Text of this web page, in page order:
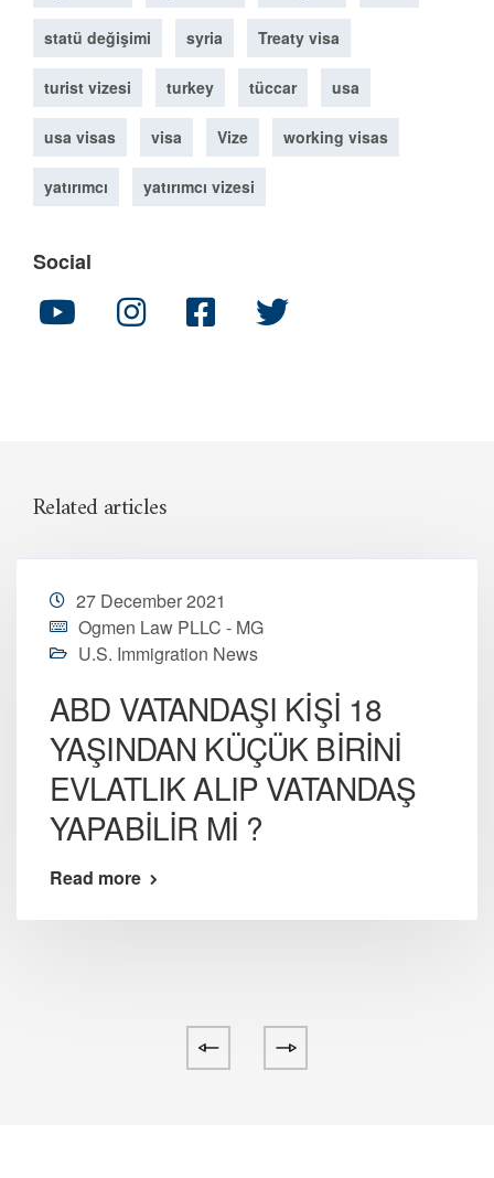
statü değişimi syria Treaty visa
turist vizesi turkey tüccar usa
usa visas visa Vize working visas
yatırımcı yatırımcı vizesi
Social
Related articles
27 December 2021
Ogmen Law PLLC - MG
U.S. Immigration News
ABD VATANDAŞI KİŞİ 18
YAŞINDAN KÜÇÜK BİRİNİ
EVLATLIK ALIP VATANDAŞ
YAPABİLİR Mİ ?
Read more